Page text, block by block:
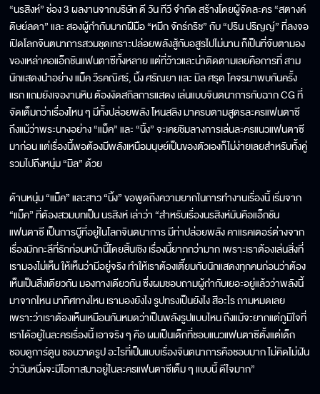
“นรสิงห์” ช่อง 3 ผลงานจากบริษัท ดี วัน ทีวี จำกัด สร้างโดยผู้จัดละคร “สตางค์
ดิษย์ลดา” และ สองผู้กำกับมากฝีมือ “หมึก จักร์กริช” กับ “ปริน ปริญญ์” ที่ลงจอ
เปิดโลกจินตนาการสวมชุดเกราะปล่อยพลังสู้กับอสูรไปไม่นาน ก็เป็นที่จับตามอง
ของเหล่าคอแอ็กชันแฟนตาซีทั้งหลาย แต่ที่ว้าวและน่าติดตามเลยคือการที่ สาม
นักแสดงนำอย่าง แม็ค วีรคณิศร์, นิ้ง ศรัณยา และ มิล ศรุต โคจรมาพบกันครั้ง
แรก แถมยังเจองานหิน ต้องงัดสกิลการแสดง เล่นแบบจินตนาการกับฉาก CG ที่
จัดเต็มกว่าเรื่องไหน ๆ มีทั้งปล่อยพลัง โหนสลิง มาครบตามสูตรละครแฟนตาซี
ถึงแม้ว่าพระนางอย่าง “แม็ค” และ “นิ้ง” จะเคยชิมลางการเล่นละครแนวแฟนตาซี
มาก่อน แต่เรื่องนี้พอต้องมีพลังเหนือมนุษย์เป็นของตัวเองก็ไม่ง่ายเลยสำหรับทั้งคู่
รวมไปถึงหนุ่ม “มิล” ด้วย
ด้านหนุ่ม “แม็ค” และสาว “นิ้ง” ขอพูดถึงความยากในการทำงานเรื่องนี้ เริ่มจาก
“แม็ค” ที่ต้องสวมบทเป็น นรสิงห์ เล่าว่า “สำหรับเรื่องนรสิงห์มันคือแอ็กชัน
แฟนตาซี เป็นการบู๊ที่อยู่ในโลกจินตนาการ มีท่าปล่อยพลัง คาแรคเตอร์ต่างจาก
เรื่องมักกะลีที่รักก่อนหน้านี้โดยสิ้นเชิง เรื่องนี้ยากกว่ามาก เพราะเราต้องเล่นสิ่งที่
เรามองไม่เห็น ให้เห็นว่ามีอยู่จริง ทำให้เราต้องเตี๊ยมกับนักแสดงทุกคนก่อนว่าต้อง
เห็นเป็นสิ่งเดียวกัน มองทางเดียวกัน ซึ่งผมชอบถามผู้กำกับเยอะอยู่แล้วว่าพลังนี้
มาจากไหน มาทิศทางไหน เรามองยังไง รูปทรงเป็นยังไง สีอะไร ถามหมดเลย
เพราะว่าเราต้องเห็นเหมือนกันหมดว่าเป็นพลังรูปแบบไหน ถึงแม้จะยากแต่ภูมิใจที่
เราได้อยู่ในละครเรื่องนี้ เอาจริง ๆ คือ ผมเป็นเด็กที่ชอบแนวแฟนตาซีตั้งแต่เด็ก
ชอบดูการ์ตูน ชอบวาดรูป อะไรที่เป็นแบบเรื่องจินตนาการคือชอบมาก ไม่คิดไม่ฝัน
ว่าวันหนึ่งจะมีโอกาสมาอยู่ในละครแฟนตาซีเต็ม ๆ แบบนี้ ดีใจมาก”